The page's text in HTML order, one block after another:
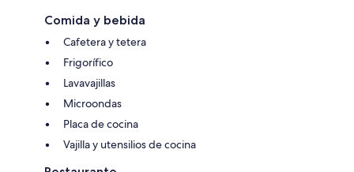
Comida y bebida
Cafetera y tetera
Frigorífico
Lavavajillas
Microondas
Placa de cocina
Vajilla y utensilios de cocina